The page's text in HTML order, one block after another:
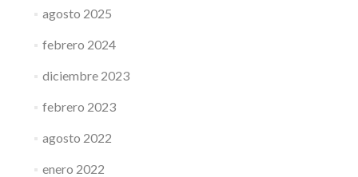
agosto 2025
febrero 2024
diciembre 2023
febrero 2023
agosto 2022
enero 2022